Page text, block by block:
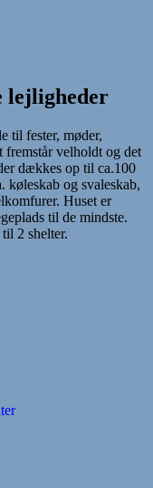
lejligheder
til fester, møder,
fremstår velholdt og det
dækkes op til ca.100
køleskab og svaleskab,
Huset er
til de mindste.
2 shelter.